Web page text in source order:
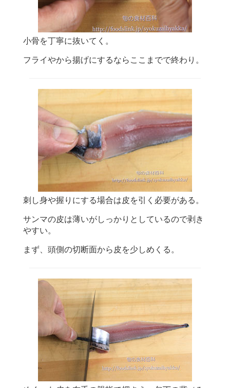
小骨を丁寧に抜いてく。
フライやから揚げにするならここまでで終わり。
刺し身や握りにする場合は皮を引く必要がある。
サンマの皮は薄いがしっかりとしているので剥き
やすい。
まず、頭側の切断面から皮を少しめくる。